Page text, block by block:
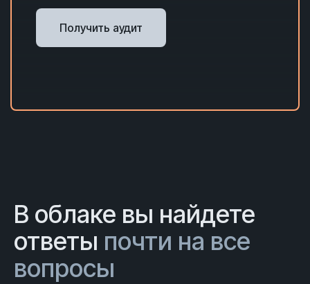
Получить аудит
В облаке вы найдете
ответы почти на все
вопросы